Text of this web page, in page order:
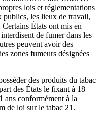
lois et réglementations
publics, les lieux de travail,
Certains États ont mis en
de fumer dans les
peuvent avoir des
zones fumeurs désignées
des produits du tabac
des États le fixant à 18
ans conformément à la
de loi sur le tabac 21.